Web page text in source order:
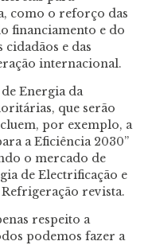
como o reforço das
financiamento e do
e das
internacional.
Energia da
que serão
por exemplo, a
a Eficiência 2030”
o mercado de
de Electrificação e
revista.
respeito a
podemos fazer a